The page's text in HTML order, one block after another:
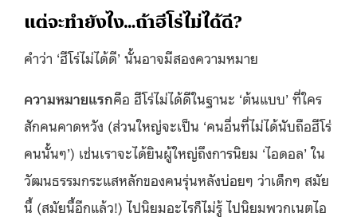
แต่จะทำยังไง…​ถ้าฮีโร่ไม่ได้ดี?
คำว่า ‘ฮีโร่ไม่ได้ดี’ นั้นอาจมีสองความหมาย
ความหมายแรกคือ ฮีโร่ไม่ได้ดีในฐานะ ‘ต้นแบบ’ ที่ใคร
สักคนคาดหวัง (ส่วนใหญ่จะเป็น ‘คนอื่นที่ไม่ได้นับถือฮีโร่
คนนั้นๆ’) เช่นเราจะได้ยินผู้ใหญ่ถึงการนิยม ‘ไอดอล’ ใน
วัฒนธรรมกระแสหลักของคนรุ่นหลังบ่อยๆ ว่าเด็กๆ สมัย
นี้ (สมัยนี้อีกแล้ว!) ไปนิยมอะไรก็ไม่รู้ ไปนิยมพวกเนตไอ